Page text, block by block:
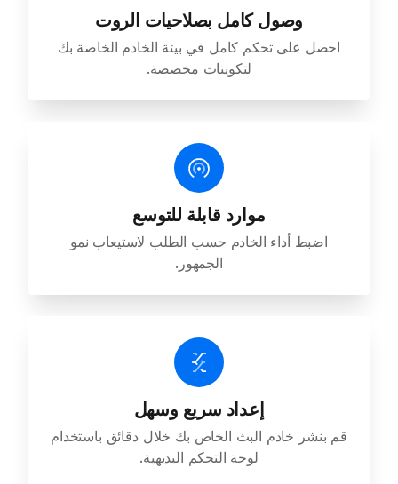
وصول كامل بصلاحيات الروت
احصل على تحكم كامل في بيئة الخادم الخاصة بك
لتكوينات مخصصة.
موارد قابلة للتوسع
اضبط أداء الخادم حسب الطلب لاستيعاب نمو
الجمهور.
إعداد سريع وسهل
قم بنشر خادم البث الخاص بك خلال دقائق باستخدام
لوحة التحكم البديهية.